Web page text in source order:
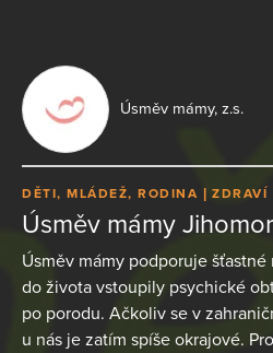
Úsměv mámy, z.s.
DĚTI, MLÁDEŽ, RODINA ZDRAVÍ
Úsměv mámy
Úsměv mámy podporuje
do života vstoupily psychické
po porodu. Ačkoliv se v
u nás je zatím spíše okrajové.